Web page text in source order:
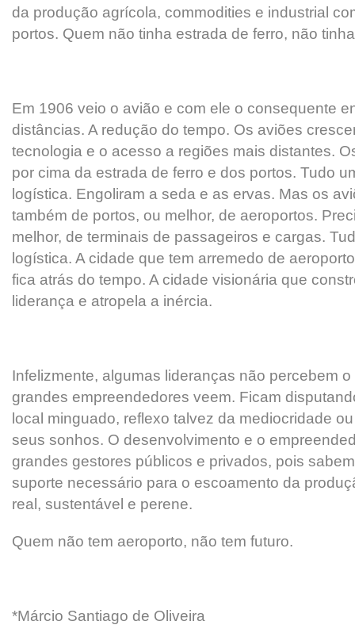
da produção agrícola, commodities e industrial
portos. Quem não tinha estrada de ferro, não
Em 1906 veio o avião e com ele o consequente
distâncias. A redução do tempo. Os aviões
tecnologia e o acesso a regiões mais distantes.
por cima da estrada de ferro e dos portos. Tudo
logística. Engoliram a seda e as ervas. Mas os
também de portos, ou melhor, de aeroportos.
melhor, de terminais de passageiros e cargas.
logística. A cidade que tem arremedo de
fica atrás do tempo. A cidade visionária que
liderança e atropela a inércia.
Infelizmente, algumas lideranças não percebem
grandes empreendedores veem. Ficam
local minguado, reflexo talvez da mediocridade
seus sonhos. O desenvolvimento e o
grandes gestores públicos e privados, pois
suporte necessário para o escoamento da
real, sustentável e perene.
Quem não tem aeroporto, não tem futuro.
*Márcio Santiago de Oliveira